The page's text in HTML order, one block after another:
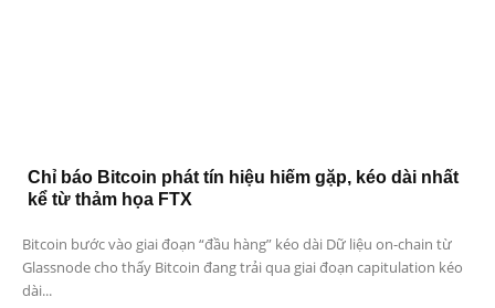
Chỉ báo Bitcoin phát tín hiệu hiếm gặp, kéo dài nhất
kể từ thảm họa FTX
Bitcoin bước vào giai đoạn “đầu hàng” kéo dài Dữ liệu on-chain từ
Glassnode cho thấy Bitcoin đang trải qua giai đoạn capitulation kéo
dài...